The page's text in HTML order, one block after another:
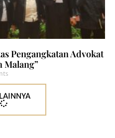
Pengangkatan Advokat
Malang”